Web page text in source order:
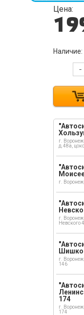
Цена:
Наличие:
-
г.
д.48а,
г.
г.
Невского
г.
146
174
г.
174